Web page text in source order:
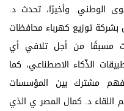
الوطني. وأخيرًا، تحدث د.
بشركة توزيع كهرباء محافظات
مسبقًا من أجل تلافي أي
الذّكاء الاصطناعي، كما
فهم مشترك بين المؤسسات
اللقاء د. كمال المصر ي الذي